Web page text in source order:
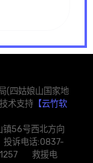
(四姑娘山国家地
技术支持 【云竹软
镇56号西北方向
诉电话:0837-
救援电